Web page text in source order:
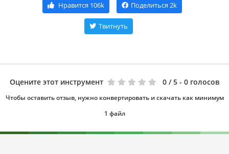
Нравится 106k Поделиться 2k
Твитнуть
Оцените этот инструмент 0 / 5 - 0 голосов
Чтобы оставить отзыв, нужно конвертировать и скачать как минимум
1 файл